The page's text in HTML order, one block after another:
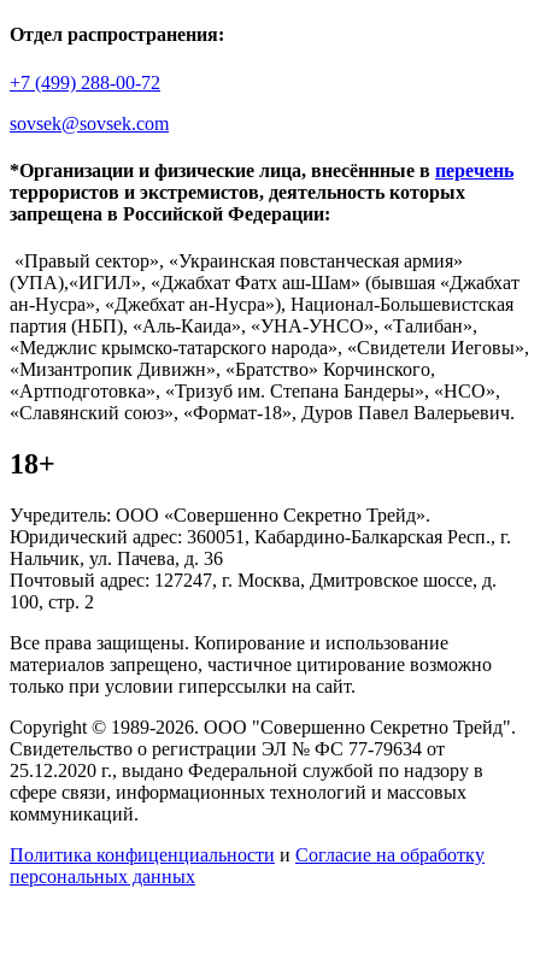
Отдел распространения:
+7 (499) 288-00-72
sovsek@sovsek.com
*Организации и физические лица, внесённные в перечень
террористов и экстремистов, деятельность которых
запрещена в Российской Федерации:
«Правый сектор», «Украинская повстанческая армия»
(УПА),«ИГИЛ», «Джабхат Фатх аш-Шам» (бывшая «Джабхат
ан-Нусра», «Джебхат ан-Нусра»), Национал-Большевистская
партия (НБП), «Аль-Каида», «УНА-УНСО», «Талибан»,
«Меджлис крымско-татарского народа», «Свидетели Иеговы»,
«Мизантропик Дивижн», «Братство» Корчинского,
«Артподготовка», «Тризуб им. Степана Бандеры», «НСО»,
«Славянский союз», «Формат-18», Дуров Павел Валерьевич.
18+
Учредитель: ООО «Совершенно Секретно Трейд».
Юридический адрес: 360051, Кабардино-Балкарская Респ., г.
Нальчик, ул. Пачева, д. 36
Почтовый адрес: 127247, г. Москва, Дмитровское шоссе, д.
100, стр. 2
Все права защищены. Копирование и использование
материалов запрещено, частичное цитирование возможно
только при условии гиперссылки на сайт.
Copyright © 1989-2026. ООО "Совершенно Секретно Трейд".
Свидетельство о регистрации ЭЛ № ФС 77-79634 от
25.12.2020 г., выдано Федеральной службой по надзору в
сфере связи, информационных технологий и массовых
коммуникаций.
Политика конфиценциальности и Согласие на обработку
персональных данных